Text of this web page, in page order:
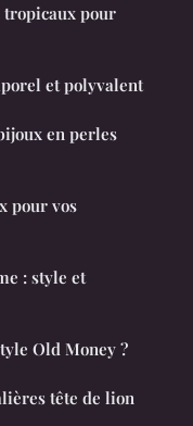
tropicaux pour
et polyvalent
en perles
pour vos
: style et
Old Money ?
tête de lion